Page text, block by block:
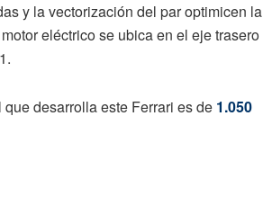
y la vectorización del par optimicen la
eléctrico se ubica en el eje trasero
desarrolla este Ferrari es de 1.050